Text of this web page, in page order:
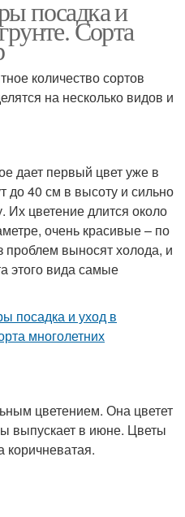
посадка и
Сорта
количество сортов
на несколько видов и
дает первый цвет уже в
до 40 см в высоту и сильно
цветение длится около
очень красивые – по
проблем выносят холода, и
этого вида самые
цветением. Она цветет
выпускает в июне. Цветы
коричневатая.